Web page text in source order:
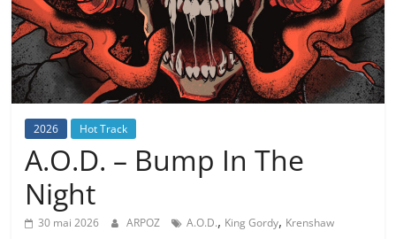
2026 Hot Track
A.O.D. – Bump In The
Night
30 mai 2026 ARPOZ A.O.D., King Gordy, Krenshaw